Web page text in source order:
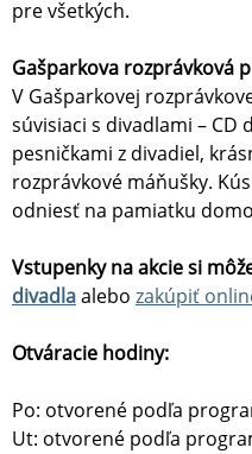
pre všetkých.
Gašparkova rozprávková
V Gašparkovej
súvisiaci s divadlami – CD
pesničkami z divadiel,
rozprávkové máňušky.
odniesť na pamiatku
Vstupenky na akcie si
divadlaalebo zakúpiť
Otváracie hodiny:
Po: otvorené podľa
Ut: otvorené podľa